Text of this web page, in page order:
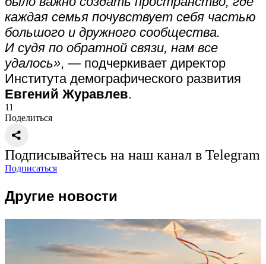
каждая семья почувствует себя частью
большого и дружного сообщества.
И судя по обратной связи, нам все
удалось», — подчеркивает директор
Института демографического развития
Евгений Журавлев.
11
Поделиться
Подписывайтесь на наш канал в Telegram
Подписаться
Другие новости